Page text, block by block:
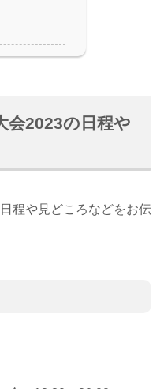
会2023の日程や
程や見どころなどをお伝